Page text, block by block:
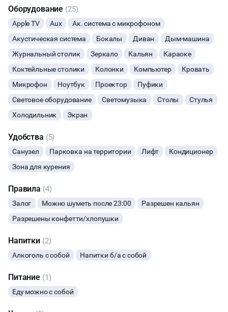
ЛОФТ стиле и 15 пуфиков к нему посуда, неон, холодильник,
компьютер, 2 радио микрофона, селфи-кольца.
Оборудование (25)
Apple TV Aux
Ак. система с микрофоном
Акустическая система
Бокалы Диван
Дым-машина
Журнальный столик
Зеркало Кальян
Караоке
Коктейльные столики
Колонки Компьютер
Кровать
Микрофон
Ноутбук Проектор
Пуфики
Световое оборудование
Светомузыка Столы
Стулья
Холодильник
Экран
Удобства (5)
Санузел Парковка на территории Лифт
Кондиционер
Зона для курения
Правила (4)
Залог Можно шуметь после 23:00
Разрешен кальян
Разрешены конфетти/хлопушки
Напитки (2)
Алкоголь с собой Напитки б/а с собой
Питание (1)
Еду можно с собой
ДЕТСКИЕ ПРАЗДНИКИ
СВАДЬБЫ
КОРПОРАТИВЫ
ФОТОСЕССИИ
БАНКЕТЫ
ЮБИЛЕЙ
ВЫПУСКНЫЕ
МАЛЬЧИШНИК
ДИСКОТЕКА
НОВЫЙ ГОД
ТАНЦЫ
ДАННЫЙ ЛОФТ СЕЙЧАС НЕ АКТИВЕН
ОСТАВИТЬ ЗАЯВКУ
Вы можете отменить заявку в любой момент, это бесплатно
или поменять параметры с нашим менеджером после того, как
оставите заявку
🔥 6 человек интересовались этой площадкой сегодня